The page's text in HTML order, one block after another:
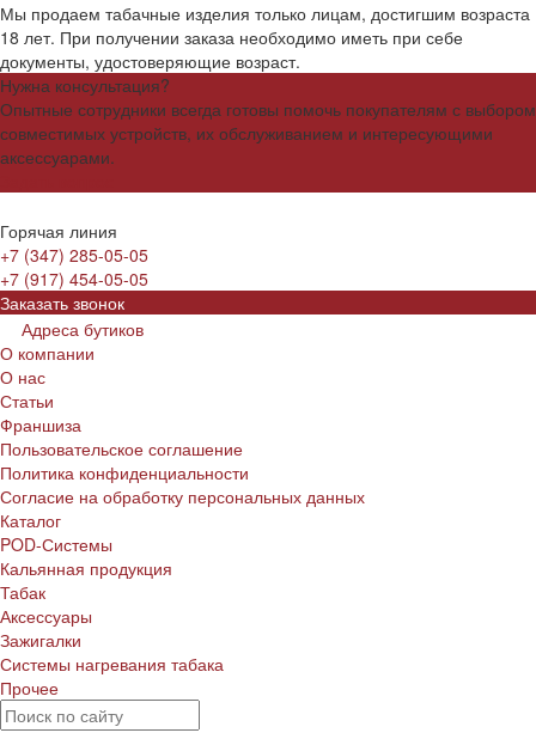
Мы продаем табачные изделия только лицам, достигшим возраста
18 лет. При получении заказа необходимо иметь при себе
документы, удостоверяющие возраст.
Нужна консультация?
Опытные сотрудники всегда готовы помочь покупателям с выбором
совместимых устройств, их обслуживанием и интересующими
аксессуарами.
Горячая линия
+7 (347) 285-05-05
+7 (917) 454-05-05
Заказать звонок
Адреса бутиков
О компании
О нас
Статьи
Франшиза
Пользовательское соглашение
Политика конфиденциальности
Согласие на обработку персональных данных
Каталог
POD-Системы
Кальянная продукция
Табак
Аксессуары
Зажигалки
Системы нагревания табака
Прочее